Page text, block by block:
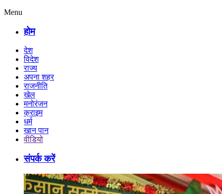
Menu
होम
देश
विदेश
राज्य
अपना शहर
राजनीति
खेल
मनोरंजन
क्राइम
धर्म
खान पान
वीडियो
संपर्क करें